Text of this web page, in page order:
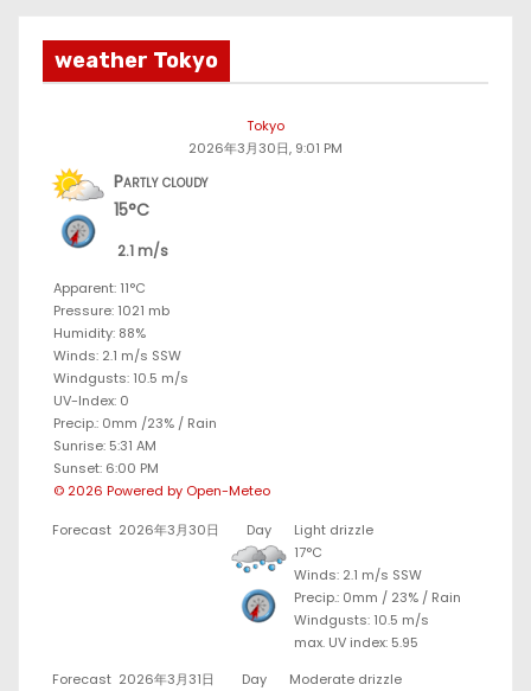
weather Tokyo
Tokyo
2026年3月30日, 9:01 PM
Partly cloudy
15°C
2.1 m/s
Apparent: 11°C
Pressure: 1021 mb
Humidity: 88%
Winds: 2.1 m/s SSW
Windgusts: 10.5 m/s
UV-Index: 0
Precip.: 0mm /23% / Rain
Sunrise: 5:31 AM
Sunset: 6:00 PM
© 2026 Powered by Open-Meteo
Forecast 2026年3月30日 Day
Light drizzle
17°C
Winds: 2.1 m/s SSW
Precip.: 0mm / 23% / Rain
Windgusts: 10.5 m/s
max. UV index: 5.95
Forecast 2026年3月31日 Day
Moderate drizzle